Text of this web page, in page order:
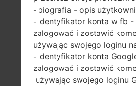
Android 4.1-4.3
- biografia - opis
- Identyfikator konta w fb -
zalogować i zostawić
używając swojego loginu
- Identyfikator konta
zalogować i zostawić
używając swojego loginu